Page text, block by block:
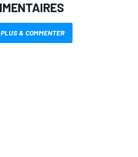
PLUS & COMMENTER